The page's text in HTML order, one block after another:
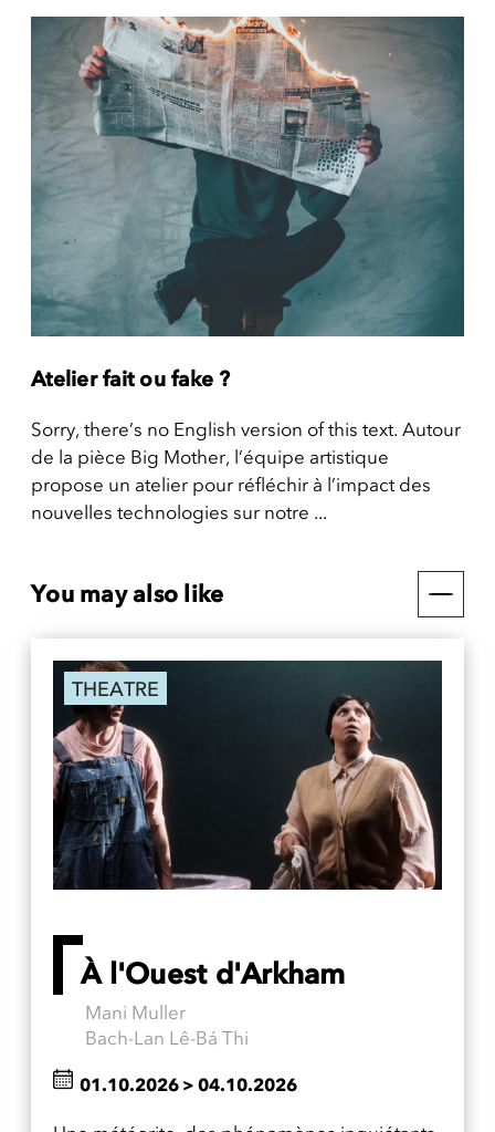
Atelier fait ou fake ?
Sorry, there’s no English version of this text. Autour
de la pièce Big Mother, l’équipe artistique
propose un atelier pour réfléchir à l’impact des
nouvelles technologies sur notre ...
You may also like
THEATRE
À l'Ouest d'Arkham
Mani Muller
Bach-Lan Lê-Bá Thi
01.10.2026 > 04.10.2026